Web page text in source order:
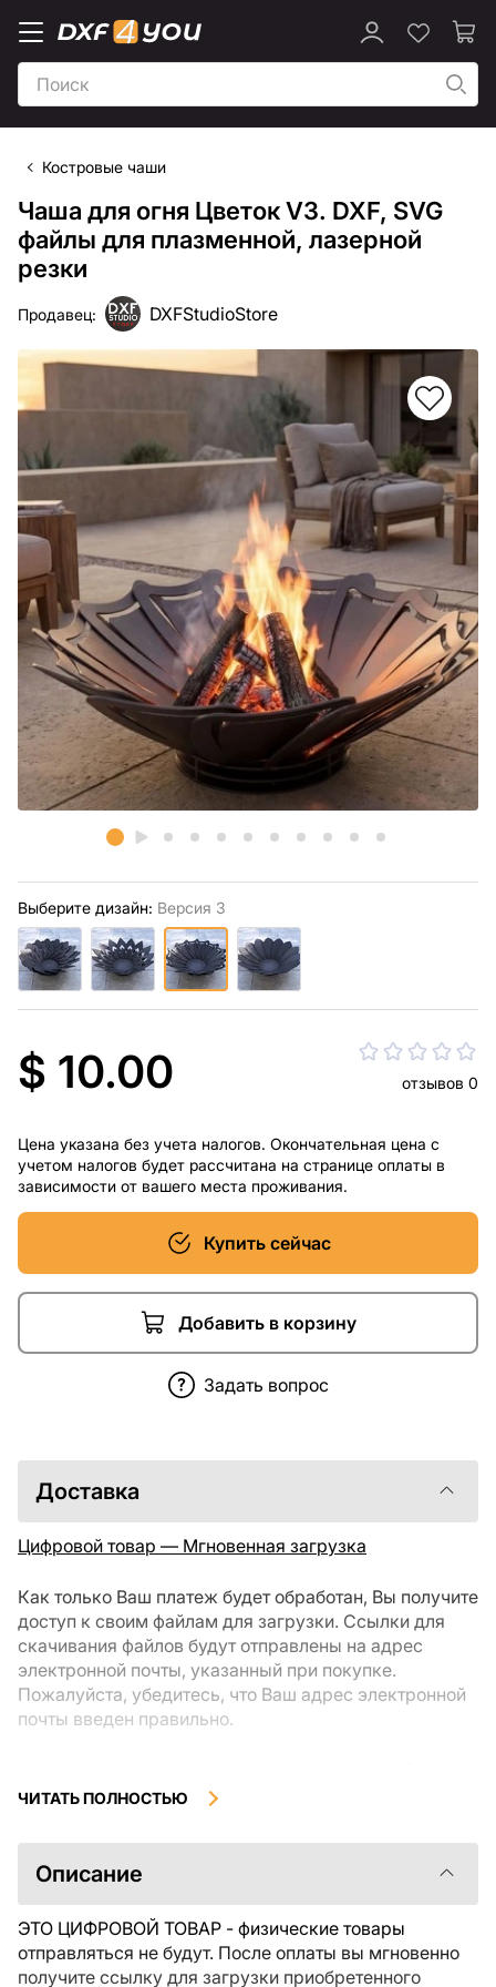
Костровые чаши
Чаша для огня Цветок V3. DXF, SVG
файлы для плазменной, лазерной
резки
Продавец: DXFStudioStore
Выберите дизайн: Версия 3
$ 10.00 отзывов 0
Цена указана без учета налогов. Окончательная цена с
учетом налогов будет рассчитана на странице оплаты в
зависимости от вашего места проживания.
Купить сейчас
Добавить в корзину
Задать вопрос
Доставка
Цифровой товар — Мгновенная загрузка
Как только Ваш платеж будет обработан, Вы получите
доступ к своим файлам для загрузки. Ссылки для
скачивания файлов будут отправлены на адрес
электронной почты, указанный при покупке.
Пожалуйста, убедитесь, что Ваш адрес электронной
почты введен правильно.
загрузки, не подлежат возврату или обмену после их
ознакомиться с описанием товара и задать все
интересующие Вас вопросы перед покупкой. Если у
свяжитесь с продавцом напрямую.
ЧИТАТЬ ПОЛНОСТЬЮ
Описание
ЭТО ЦИФРОВОЙ ТОВАР - физические товары
отправляться не будут. После оплаты вы мгновенно
получите ссылку для загрузки приобретенного